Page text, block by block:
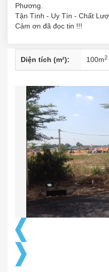
Phương.
Tận Tình - Uy Tín - Chất
Cảm ơn đã đọc tin !!!
Diện tích (m²): 100m2